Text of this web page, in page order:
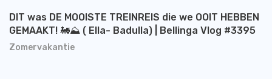
Zomervakantie
DIT was DE MOOISTE TREINREIS die we OOIT HEBBEN
GEMAAKT! 🚂⛰️ ( Ella- Badulla) | Bellinga Vlog #3395